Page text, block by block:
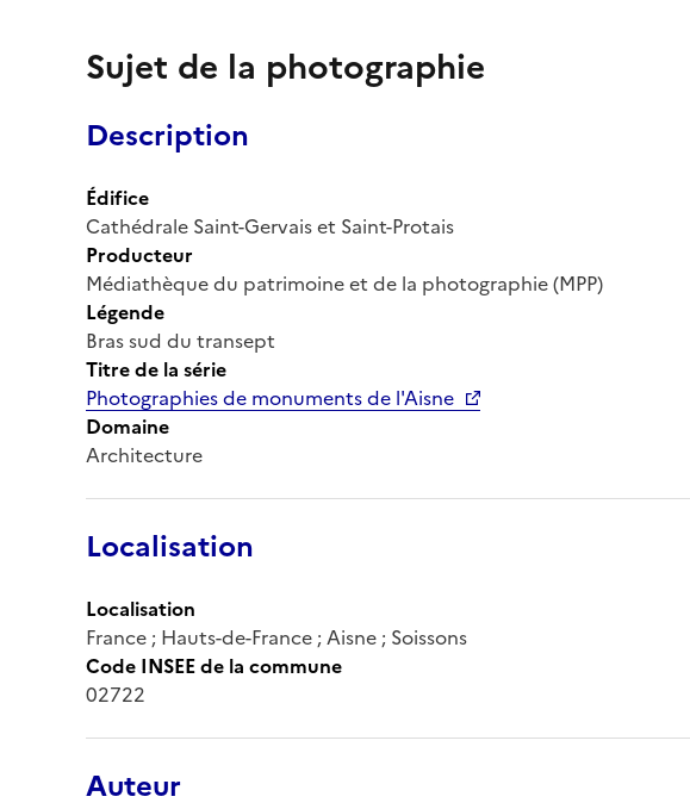
Sujet de la photographie
Description
Édifice
Cathédrale Saint-Gervais et Saint-Protais
Producteur
Médiathèque du patrimoine et de la photographie (MPP)
Légende
Bras sud du transept
Titre de la série
Photographies de monuments de l'Aisne
Domaine
Architecture
Localisation
Localisation
France ; Hauts-de-France ; Aisne ; Soissons
Code INSEE de la commune
02722
Auteur